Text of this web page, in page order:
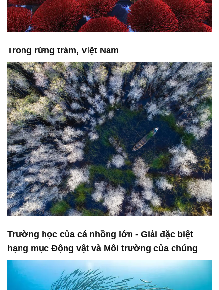
Trong rừng tràm, Việt Nam
Trường học của cá nhồng lớn - Giải đặc biệt
hạng mục Động vật và Môi trường của chúng